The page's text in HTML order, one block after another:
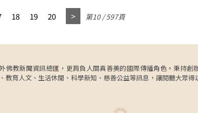
18 19 20 第10 / 597頁
教新聞資訊總匯，更肩負人間真善美的國際傳播角色。秉持創
育人文、生活休閒、科學新知、慈善公益等訊息，讓閱聽大眾得